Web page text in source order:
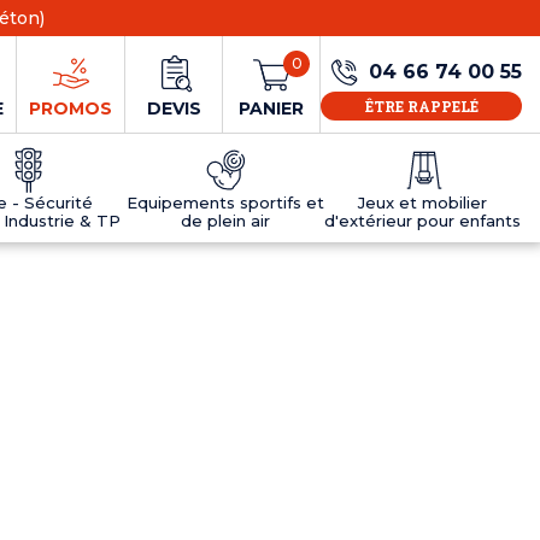
PROMOS DEVIS PANIER
0 04 66 74 00 55
ÊTRE RAPPELÉ
- Sécurité
& TP
Equipements sportifs et
de plein air
Jeux et mobilier
d'extérieur pour enfants